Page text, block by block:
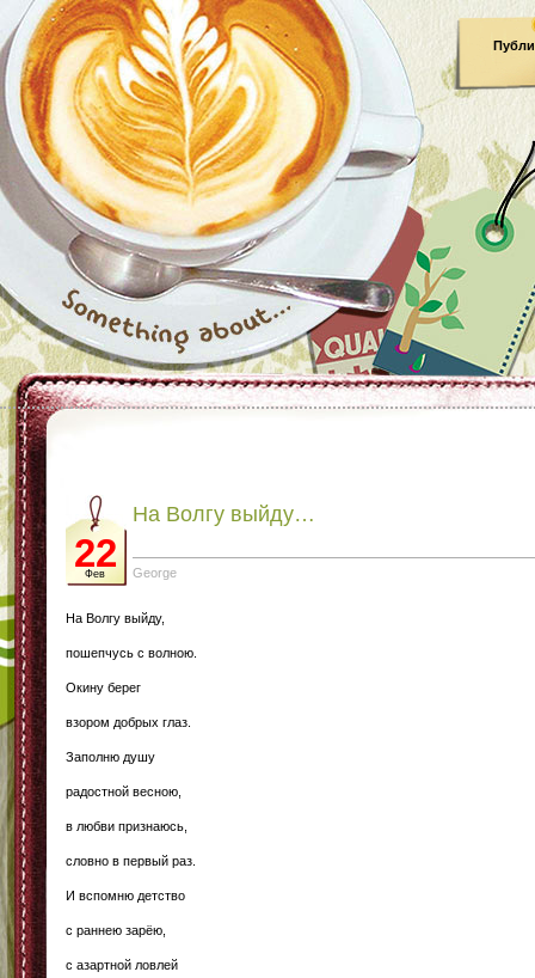
22
Фев
На Волгу выйду…
George
На Волгу выйду,
пошепчусь с волною.
Окину берег
взором добрых глаз.
Заполню душу
радостной весною,
в любви признаюсь,
словно в первый раз.
И вспомню детство
с раннею зарёю,
с азартной ловлей